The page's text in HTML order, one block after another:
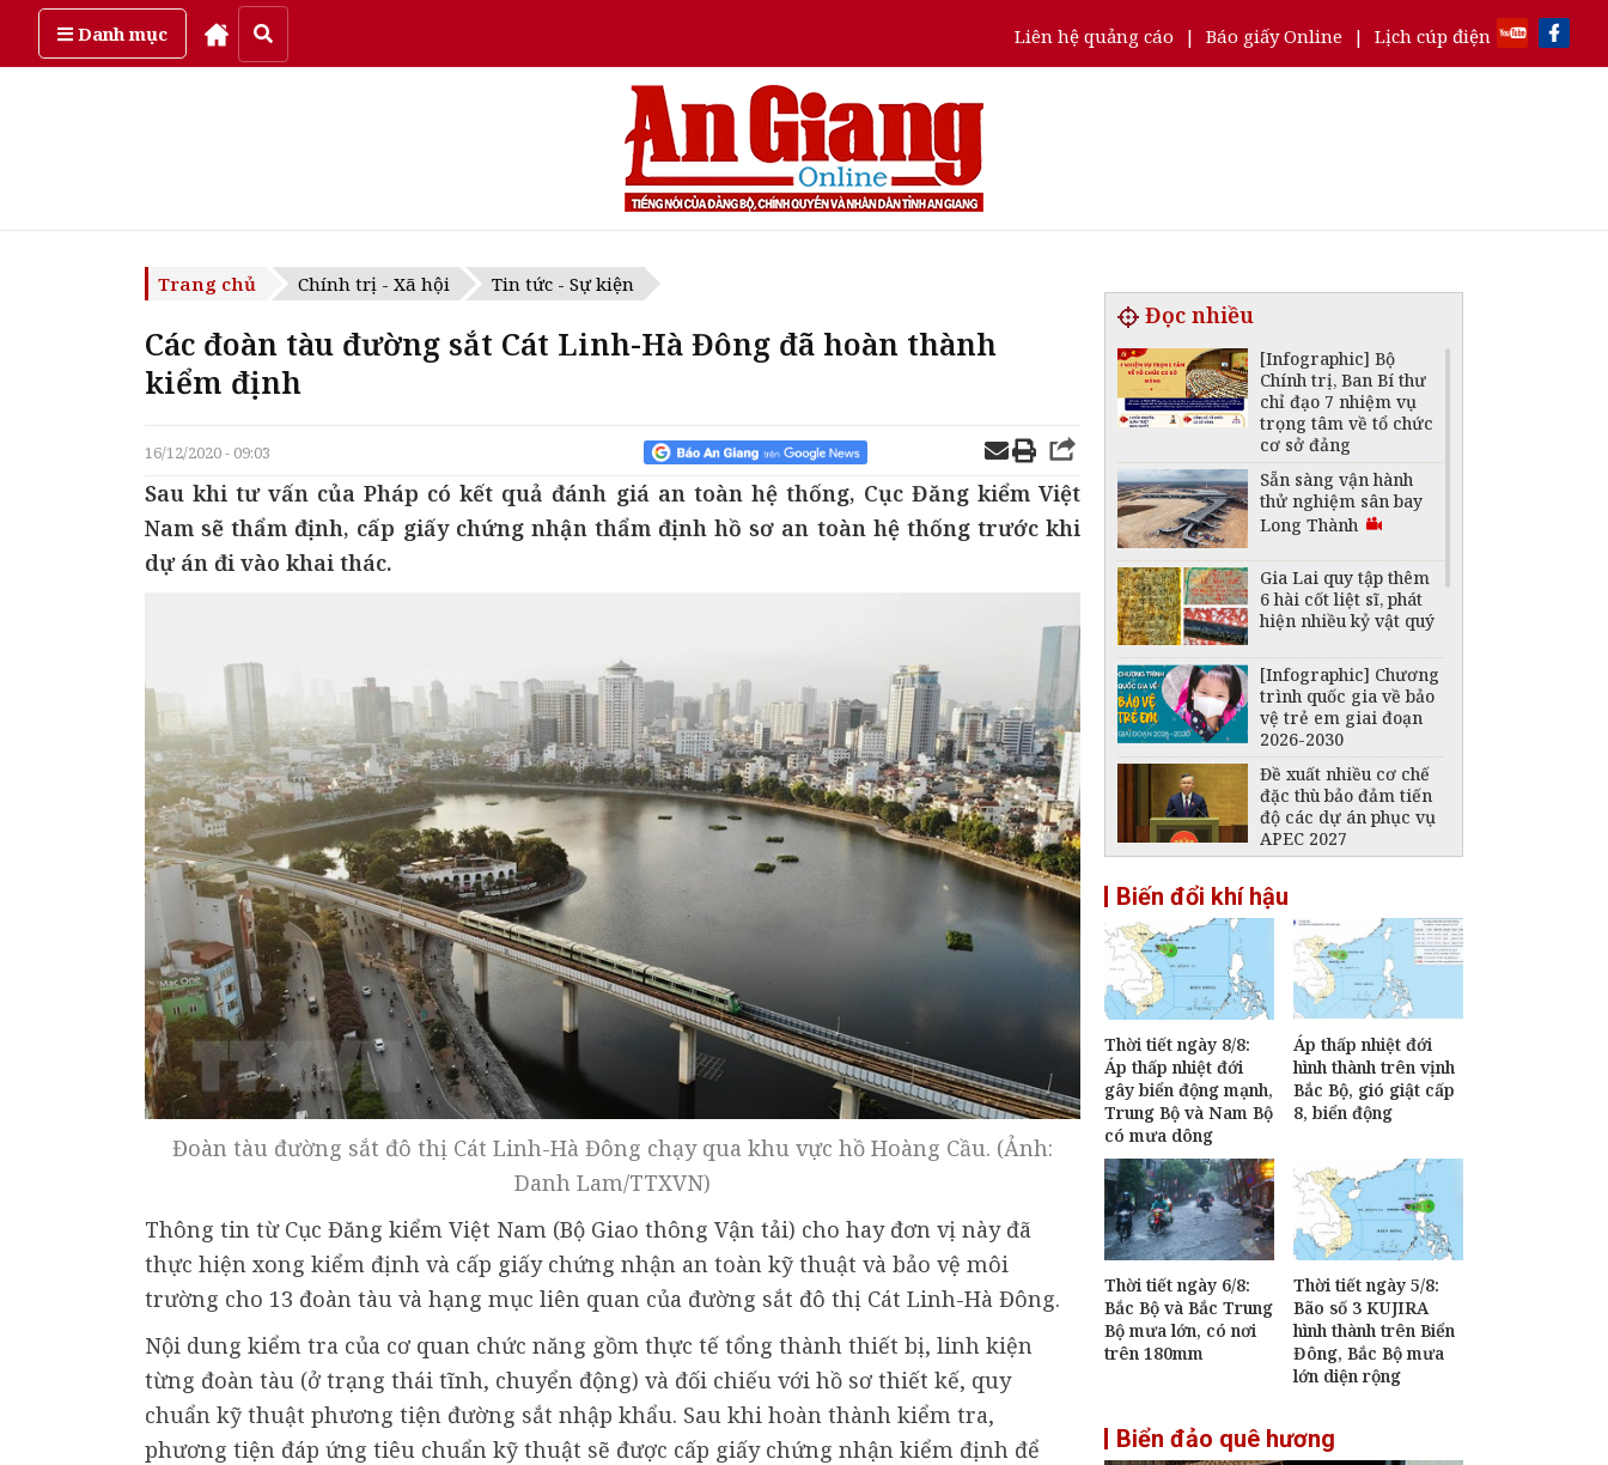
Danh mục Liên hệ quảng cáo | Báo giấy Online | Lịch cúp điện
Thứ bảy, ngày 8/08/2026
Trang chủ Chính trị - Xã hội Tin tức - Sự kiện
Các đoàn tàu đường sắt Cát Linh-Hà Đông đã hoàn thành
kiểm định
16/12/2020 - 09:03
Sau khi tư vấn của Pháp có kết quả đánh giá an toàn hệ thống, Cục Đăng kiểm Việt
Nam sẽ thẩm định, cấp giấy chứng nhận thẩm định hồ sơ an toàn hệ thống trước khi
dự án đi vào khai thác.
Đoàn tàu đường sắt đô thị Cát Linh-Hà Đông chạy qua khu vực hồ Hoàng Cầu. (Ảnh:
Danh Lam/TTXVN)
Thông tin từ Cục Đăng kiểm Việt Nam (Bộ Giao thông Vận tải) cho hay đơn vị này đã
thực hiện xong kiểm định và cấp giấy chứng nhận an toàn kỹ thuật và bảo vệ môi
trường cho 13 đoàn tàu và hạng mục liên quan của đường sắt đô thị Cát Linh-Hà Đông.
Nội dung kiểm tra của cơ quan chức năng gồm thực tế tổng thành thiết bị, linh kiện
từng đoàn tàu (ở trạng thái tĩnh, chuyển động) và đối chiếu với hồ sơ thiết kế, quy
chuẩn kỹ thuật phương tiện đường sắt nhập khẩu. Sau khi hoàn thành kiểm tra,
phương tiện đáp ứng tiêu chuẩn kỹ thuật sẽ được cấp giấy chứng nhận kiểm định để
Đọc nhiều
[Infographic] Bộ
Chính trị, Ban Bí thư
chỉ đạo 7 nhiệm vụ
trọng tâm về tổ chức
cơ sở đảng
Sẵn sàng vận hành
thử nghiệm sân bay
Long Thành
Gia Lai quy tập thêm
6 hài cốt liệt sĩ, phát
hiện nhiều kỷ vật quý
[Infographic] Chương
trình quốc gia về bảo
vệ trẻ em giai đoạn
2026-2030
Đề xuất nhiều cơ chế
đặc thù bảo đảm tiến
độ các dự án phục vụ
APEC 2027
ngoại giao, thúc đẩy
tư duy "kiến tạo" phục
vụ phát triển
Biến đổi khí hậu
Thời tiết ngày 8/8:
Áp thấp nhiệt đới
gây biển động mạnh,
Trung Bộ và Nam Bộ
có mưa dông
Áp thấp nhiệt đới
hình thành trên vịnh
Bắc Bộ, gió giật cấp
8, biển động
Thời tiết ngày 6/8:
Bắc Bộ và Bắc Trung
Bộ mưa lớn, có nơi
trên 180mm
Thời tiết ngày 5/8:
Bão số 3 KUJIRA
hình thành trên Biển
Đông, Bắc Bộ mưa
lớn diện rộng
Biển đảo quê hương